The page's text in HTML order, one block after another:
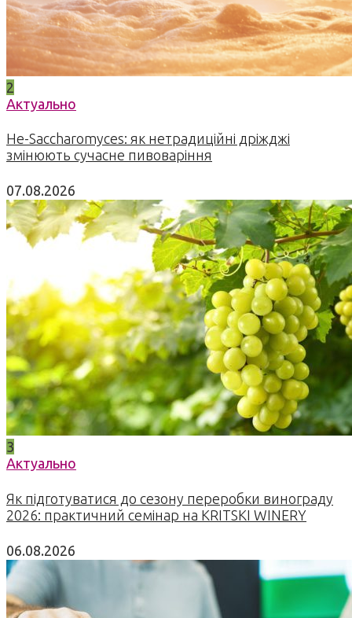
2
Актуально
Не-Saccharomyces: як нетрадиційні дріжджі
змінюють сучасне пивоваріння
07.08.2026
3
Актуально
Як підготуватися до сезону переробки винограду
2026: практичний семінар на KRITSKI WINERY
06.08.2026